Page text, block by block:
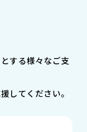
する様々なご支
してください。